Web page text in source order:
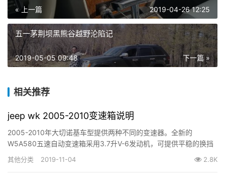
« 上一篇 2019-04-26 12:25
五一茅荆坝黑熊谷越野沦陷记
下一篇 »
2019-05-05 09:48
相关推荐
jeep wk 2005-2010变速箱说明
2005-2010年大切诺基车型提供两种不同的变速器。全新的
W5A580五速自动变速箱采用3.7升V-6发动机，可提供平稳的换挡
和最佳的燃油经济性。 545RFE五速自动变速箱经过…
其他分类 2019-11-04 2.8K